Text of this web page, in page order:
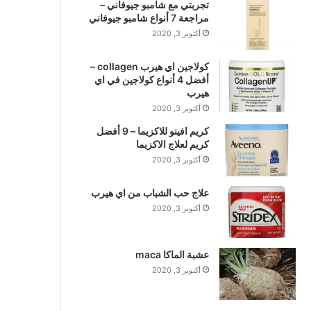
تجربتي مع شامبو جيوفاني –
مراجعة 7 أنواع شامبو جيوفاني
أكتوبر 3, 2020
كولاجين اي هيرب collagen –
أفضل 4 أنواع كولاجين في اي
هيرب
أكتوبر 3, 2020
كريم افينو للاكزيما – 9 أفضل
كريم لعلاج الاكزيما
أكتوبر 3, 2020
علاج حب الشباب من اي هيرب
أكتوبر 3, 2020
عشبة الماكا maca
أكتوبر 3, 2020